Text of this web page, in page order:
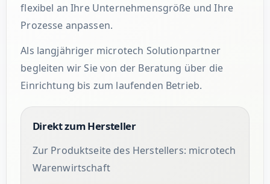
flexibel an Ihre Unternehmensgröße und Ihre
Prozesse anpassen.
Als langjähriger microtech Solutionpartner
begleiten wir Sie von der Beratung über die
Einrichtung bis zum laufenden Betrieb.
Direkt zum Hersteller
Zur Produktseite des Herstellers: microtech
Warenwirtschaft